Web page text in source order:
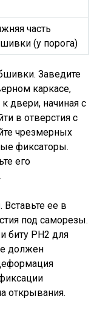
часть
(у порога)
Заведите
каркасе,
двери, начиная с
в отверстия с
чрезмерных
фиксаторы.
его
ее в
под саморезы.
биту PH2 для
должен
открывания.